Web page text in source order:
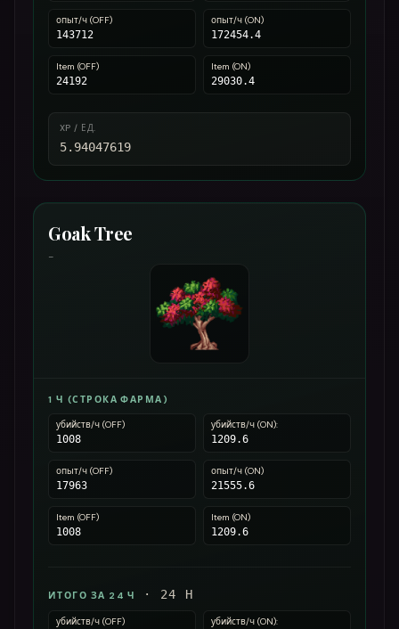
опыт/ч (OFF)
143712
опыт/ч (ON)
172454.4
Item (OFF)
24192
Item (ON)
29030.4
XP / ЕД.
5.94047619
Goak Tree
-
1 Ч (СТРОКА ФАРМА)
убийств/ч (OFF)
1008
убийств/ч (ON):
1209.6
опыт/ч (OFF)
17963
опыт/ч (ON)
21555.6
Item (OFF)
1008
Item (ON)
1209.6
ИТОГО ЗА 24 Ч · 24 H
убийств/ч (OFF) убийств/ч (ON):